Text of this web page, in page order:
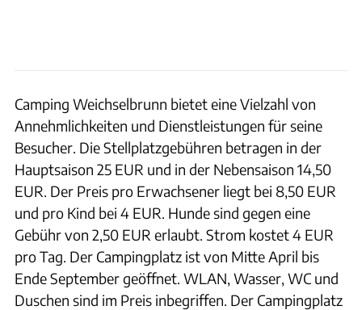
Camping Weichselbrunn bietet eine Vielzahl von
Annehmlichkeiten und Dienstleistungen für seine
Besucher. Die Stellplatzgebühren betragen in der
Hauptsaison 25 EUR und in der Nebensaison 14,50
EUR. Der Preis pro Erwachsener liegt bei 8,50 EUR
und pro Kind bei 4 EUR. Hunde sind gegen eine
Gebühr von 2,50 EUR erlaubt. Strom kostet 4 EUR
pro Tag. Der Campingplatz ist von Mitte April bis
Ende September geöffnet. WLAN, Wasser, WC und
Duschen sind im Preis inbegriffen. Der Campingplatz